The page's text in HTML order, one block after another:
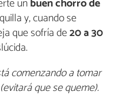
unbuen chorro de
y, cuando se
que sofría de20 a 30
comenzando a tomar
que se queme).